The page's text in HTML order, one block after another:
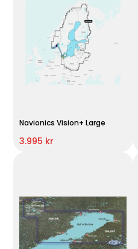
Navionics Vision+ Large
3.995 kr